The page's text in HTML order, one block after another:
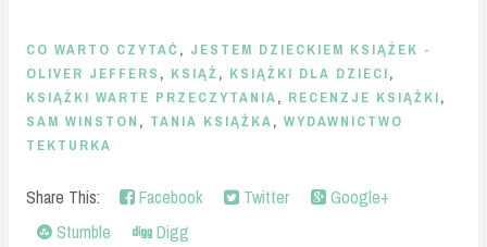
CO WARTO CZYTAĆ , JESTEM DZIECKIEM KSIĄŻEK -
OLIVER JEFFERS , KSIĄŻ, KSIĄŻKI DLA DZIECI,
KSIĄŻKI WARTE PRZECZYTANIA, RECENZJE KSIĄŻKI,
SAM WINSTON , TANIA KSIĄŻKA, WYDAWNICTWO
TEKTURKA
Share This: Facebook Twitter
Google+
Stumble
Digg